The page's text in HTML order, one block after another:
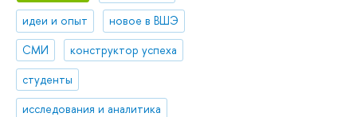
идеи и опыт
новое в ВШЭ
СМИ
конструктор успеха
студенты
исследования и аналитика